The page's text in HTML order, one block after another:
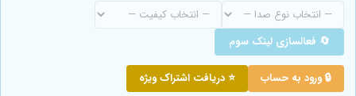
🔄 فعالسازی لینک سوم
🔒 ورود به حساب ⭐ دریافت اشتراک ویژه